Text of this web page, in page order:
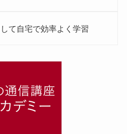
て自宅で効率よく学習